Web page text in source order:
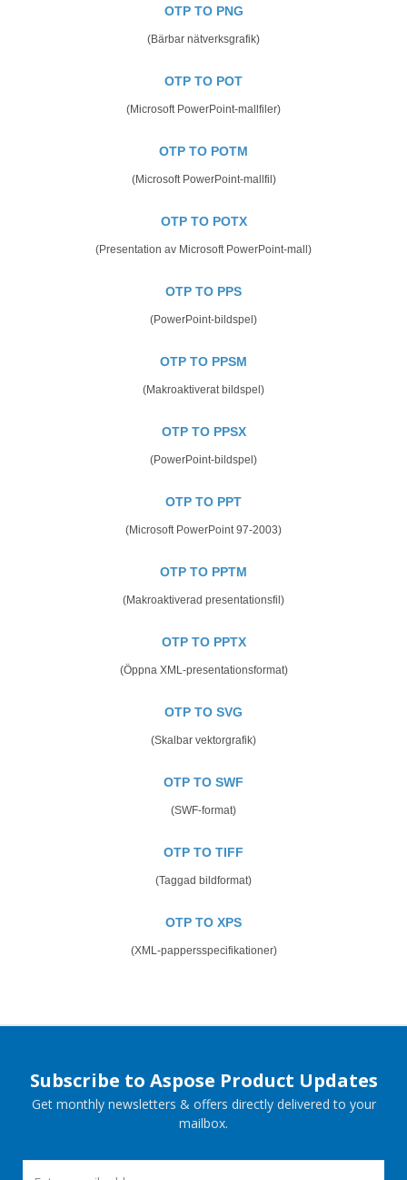
OTP TO PNG
(Bärbar nätverksgrafik)
OTP TO POT
(Microsoft PowerPoint-mallfiler)
OTP TO POTM
(Microsoft PowerPoint-mallfil)
OTP TO POTX
(Presentation av Microsoft PowerPoint-mall)
OTP TO PPS
(PowerPoint-bildspel)
OTP TO PPSM
(Makroaktiverat bildspel)
OTP TO PPSX
(PowerPoint-bildspel)
OTP TO PPT
(Microsoft PowerPoint 97-2003)
OTP TO PPTM
(Makroaktiverad presentationsfil)
OTP TO PPTX
(Öppna XML-presentationsformat)
OTP TO SVG
(Skalbar vektorgrafik)
OTP TO SWF
(SWF-format)
OTP TO TIFF
(Taggad bildformat)
OTP TO XPS
(XML-pappersspecifikationer)
Subscribe to Aspose Product Updates
Get monthly newsletters & offers directly delivered to your
mailbox.